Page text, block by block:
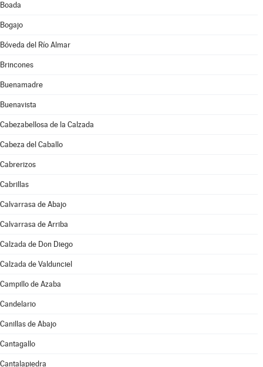
Boada
Bogajo
Bóveda del Río Almar
Brincones
Buenamadre
Buenavista
Cabezabellosa de la Calzada
Cabeza del Caballo
Cabrerizos
Cabrillas
Calvarrasa de Abajo
Calvarrasa de Arriba
Calzada de Don Diego
Calzada de Valdunciel
Campillo de Azaba
Candelario
Canillas de Abajo
Cantagallo
Cantalapiedra